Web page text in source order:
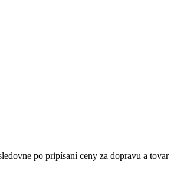
po pripísaní ceny za dopravu a tovar